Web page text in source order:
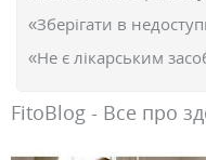
«Зберігати в
«Не є лікарським
FitoBlog - Все про